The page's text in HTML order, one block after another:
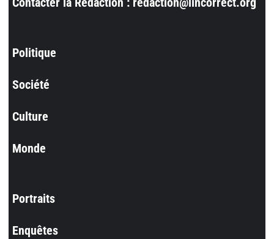
Politique
Société
Culture
Monde
Portraits
Enquêtes